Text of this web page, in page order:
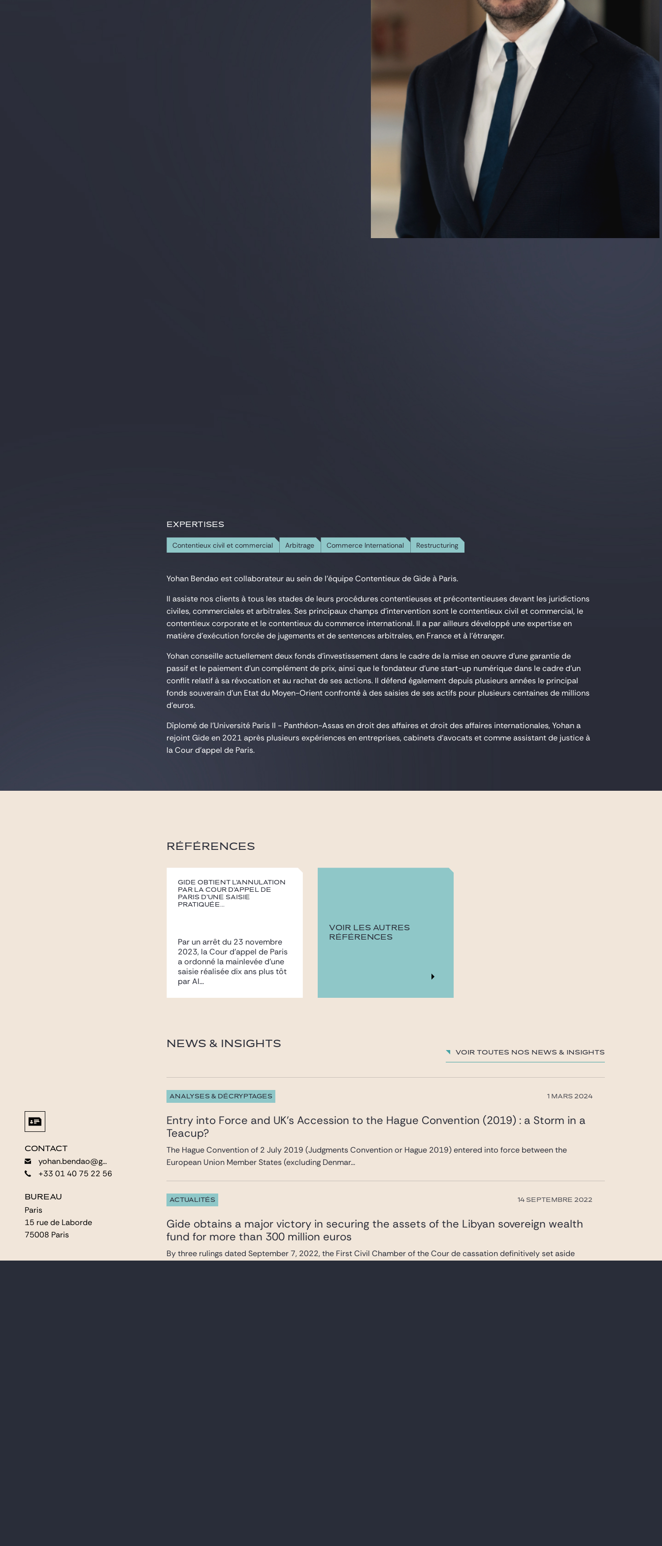
CONTACT
yohan.bendao@gide.com
+33 01 40 75 22 56
BUREAU
Paris
15 rue de Laborde
75008 Paris
CONTACT
yohan.bendao@gide.com
+33 01 40 75 22 56
BUREAU
Paris
15 rue de Laborde
75008 Paris
EXPERTISES
Contentieux civil et commercial Arbitrage Commerce International Restructuring
Yohan Bendao est collaborateur au sein de l'équipe Contentieux de Gide à Paris.
Il assiste nos clients à tous les stades de leurs procédures contentieuses et précontentieuses devant les juridictions
civiles, commerciales et arbitrales. Ses principaux champs d'intervention sont le contentieux civil et commercial, le
contentieux corporate et le contentieux du commerce international. Il a par ailleurs développé une expertise en
matière d'exécution forcée de jugements et de sentences arbitrales, en France et à l'étranger.
Yohan conseille actuellement deux fonds d'investissement dans le cadre de la mise en oeuvre d'une garantie de
passif et le paiement d'un complément de prix, ainsi que le fondateur d'une start-up numérique dans le cadre d'un
conflit relatif à sa révocation et au rachat de ses actions. Il défend également depuis plusieurs années le principal
fonds souverain d'un Etat du Moyen-Orient confronté à des saisies de ses actifs pour plusieurs centaines de millions
d'euros.
Dîplomé de l'Université Paris II - Panthéon-Assas en droit des affaires et droit des affaires internationales, Yohan a
rejoint Gide en 2021 après plusieurs expériences en entreprises, cabinets d'avocats et comme assistant de justice à
la Cour d'appel de Paris.
RÉFÉRENCES
Gide obtient l’annulation
par la Cour d’appel de
Paris d’une saisie
pratiquée...
Par un arrêt du 23 novembre
2023, la Cour d’appel de Paris
a ordonné la mainlevée d’une
saisie réalisée dix ans plus tôt
par Al...
VOIR LES AUTRES
RÉFÉRENCES
NEWS & INSIGHTS
Voir toutes nos News & insights
ANALYSES & DÉCRYPTAGES 1 MARS 2024
Entry into Force and UK’s Accession to the Hague Convention (2019) : a Storm in a
Teacup?
The Hague Convention of 2 July 2019 (Judgments Convention or Hague 2019) entered into force between the
European Union Member States (excluding Denmar...
ACTUALITÉS 14 SEPTEMBRE 2022
Gide obtains a major victory in securing the assets of the Libyan sovereign wealth
fund for more than 300 million euros
By three rulings dated September 7, 2022, the First Civil Chamber of the Cour de cassation definitively set aside